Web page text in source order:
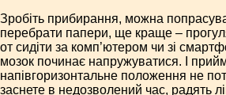
Зробіть прибирання, можна
перебрати папери, ще краще –
от сидіти за комп’ютером чи зі
мозок починає напружуватися. І
напівгоризонтальне положення не
заснете в недозволений час, радять